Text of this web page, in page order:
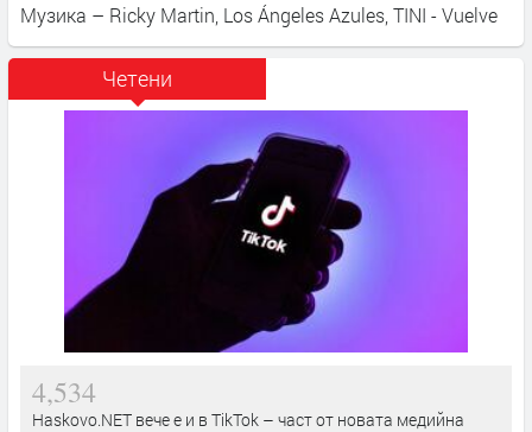
Музика – Ricky Martin, Los Ángeles Azules, TINI - Vuelve
Четени
4,534
Haskovo.NET вече е и в TikTok – част от новата медийна